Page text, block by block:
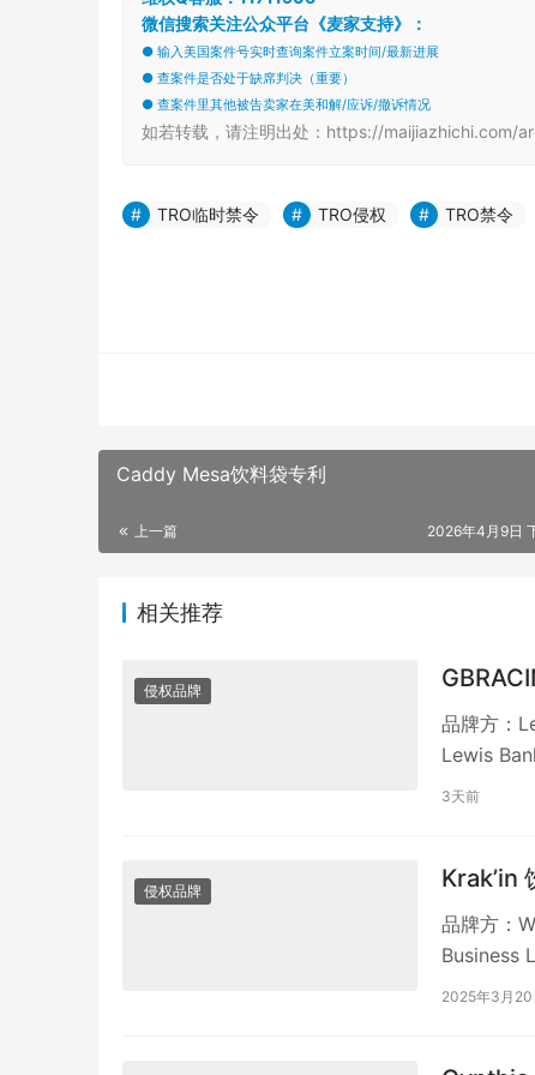
微信搜索关注公众平台《麦家支持》：
● 输入美国案件号实时查询案件立案时间/最新进展
● 查案件是否处于缺席判决（重要）
● 查案件里其他被告卖家在美和解/应诉/撤诉情况
如若转载，请注明出处：https://maijiazhichi.com/
TRO临时禁令 TRO侵权 TRO禁令
Caddy Mesa饮料袋专利
上一篇 2026年4月9日
相关推荐
侵权品牌
品牌方：
Lewis
3天前
侵权品牌 Krak’in
品牌方：
Business
2025年3月20